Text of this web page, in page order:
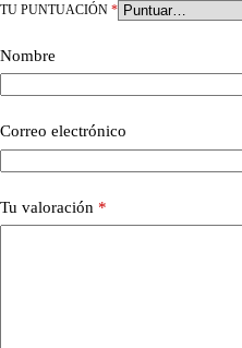
TU PUNTUACIÓN *
Nombre
Correo electrónico
Tu valoración *